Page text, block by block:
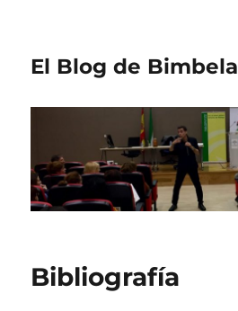
El Blog de Bimbela
Bibliografía